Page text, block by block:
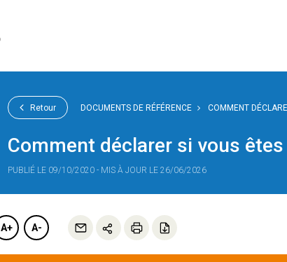
Retour DOCUMENTS DE RÉFÉRENCE COMMENT
Comment déclarer si vous
PUBLIÉ LE 09/10/2020 - MIS À JOUR LE 26/06/2026
A+ A-